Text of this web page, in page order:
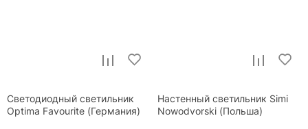
Светодиодный светильник
Optima Favourite (Германия)
Настенный светильник Simi
Nowodvorski (Польша)